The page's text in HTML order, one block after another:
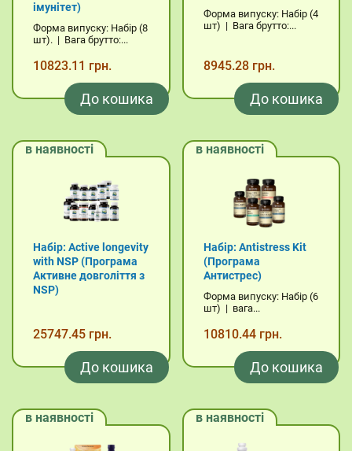
імунітет)
Форма випуску: Набір (8
шт). | Вага брутто:...
10823.11 грн.
До кошика
Форма випуску: Набір (4
шт) | Вага брутто:...
8945.28 грн.
До кошика
в наявності
Набір: Active longevity
with NSP (Програма
Активне довголіття з
NSP)
25747.45 грн.
До кошика
в наявності
Набір: Antistress Kit
(Програма
Антистрес)
Форма випуску: Набір (6
шт) | вага...
10810.44 грн.
До кошика
в наявності в наявності